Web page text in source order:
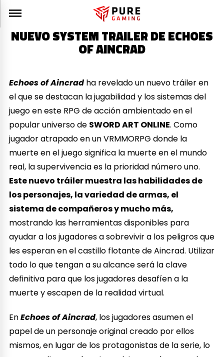
NUEVO SYSTEM TRAILER DE ECHOES
OF AINCRAD
Echoes of Aincrad ha revelado un nuevo tráiler en
el que se destacan la jugabilidad y los sistemas del
juego en este RPG de acción ambientado en el
popular universo de SWORD ART ONLINE. Como
jugador atrapado en un VRMMORPG donde la
muerte en el juego significa la muerte en el mundo
real, la supervivencia es la prioridad número uno.
Este nuevo tráiler muestra las habilidades de
los personajes, la variedad de armas, el
sistema de compañeros y mucho más,
mostrando las herramientas disponibles para
ayudar a los jugadores a sobrevivir a los peligros que
les esperan en el castillo flotante de Aincrad. Utilizar
todo lo que tengan a su alcance será la clave
definitiva para que los jugadores desafíen a la
muerte y escapen de la realidad virtual.
EnEchoes of Aincrad, los jugadores asumen el
papel de un personaje original creado por ellos
mismos, en lugar de los protagonistas de la serie, lo